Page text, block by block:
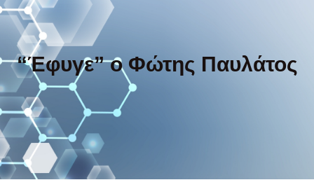
“Έφυγε” ο Φώτης Παυλάτος